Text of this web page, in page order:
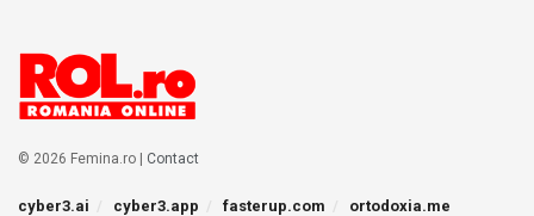
© 2026 Femina.ro | Contact
cyber3.ai cyber3.app fasterup.com ortodoxia.me